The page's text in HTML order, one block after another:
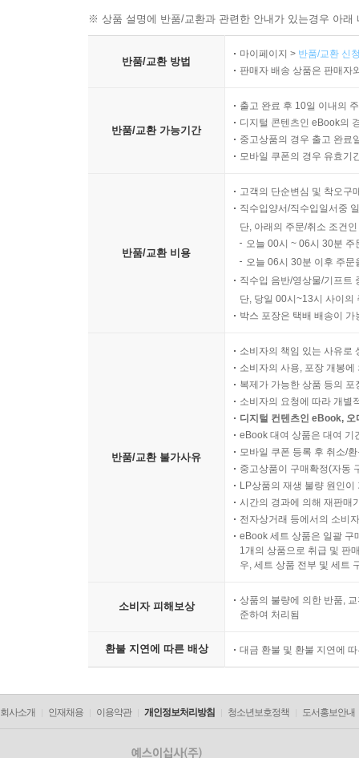
※ 상품 설명에 반품/교환과 관련한 안내가 있는경우 아
반품/교환 방법
마이페이지 > 반품/교환 신
판매자 배송 상품은 판매자
반품/교환 가능기간
출고 완료 후 10일 이내의
디지털 콘텐츠인 eBook의
중고상품의 경우 출고 완료
모바일 쿠폰의 경우 유효기
반품/교환 비용
고객의 단순변심 및 착오구
직수입양서/직수입일서중
단, 아래의 주문/취소 조건
오늘 00시 ~ 06시 30분
오늘 06시 30분 이후 주
직수입 음반/영상물/기프트
단, 당일 00시~13시 사이의
박스 포장은 택배 배송이
반품/교환 불가사유
소비자의 책임 있는 사유로
소비자의 사용, 포장 개봉
복제가 가능한 상품 등의
소비자의 요청에 따라 개별
디지털 컨텐츠인 eBook,
eBook 대여 상품은 대여 기
모바일 쿠폰 등록 후 취소/
중고상품이 구매확정(자동
LP상품의 재생 불량 원인
시간의 경과에 의해 재판매
전자상거래 등에서의 소비
eBook 세트 상품은 일괄 구
1개의 상품으로 취급 및 판
우, 세트 상품 전부 및 세트
소비자 피해보상
상품의 불량에 의한 반품,
준하여 처리됨
환불 지연에 따른 배상 대금 환불 및 환불 지연에
회사소개 인재채용 이용약관 개인정보처리방침 청소년보호정책 도서홍보안내